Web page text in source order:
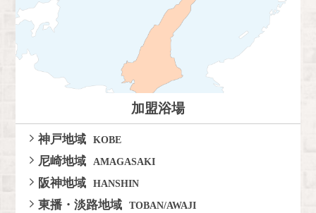
加盟浴場
神戸地域 KOBE
尼崎地域 AMAGASAKI
阪神地域 HANSHIN
東播・淡路地域 TOBAN/AWAJI